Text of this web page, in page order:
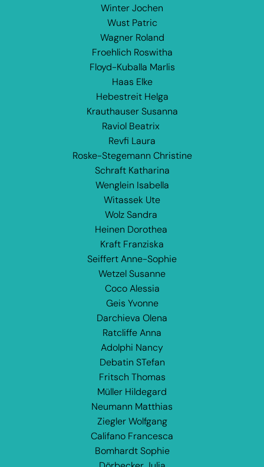
Winter Jochen
Wust Patric
Wagner Roland
Froehlich Roswitha
Floyd-Kuballa Marlis
Haas Elke
Hebestreit Helga
Krauthauser Susanna
Raviol Beatrix
Revfi Laura
Roske-Stegemann Christine
Schraft Katharina
Wenglein Isabella
Witassek Ute
Wolz Sandra
Heinen Dorothea
Kraft Franziska
Seiffert Anne-Sophie
Wetzel Susanne
Coco Alessia
Geis Yvonne
Darchieva Olena
Ratcliffe Anna
Adolphi Nancy
Debatin STefan
Fritsch Thomas
Müller Hildegard
Neumann Matthias
Ziegler Wolfgang
Califano Francesca
Bomhardt Sophie